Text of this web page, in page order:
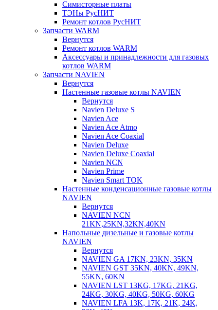
Симисторные платы
ТЭНы РусНИТ
Ремонт котлов РусНИТ
Запчасти WARM
Вернутся
Ремонт котлов WARM
Аксессуары и принадлежности для газовых
котлов WARM
Запчасти NAVIEN
Вернутся
Настенные газовые котлы NAVIEN
Вернутся
Navien Deluxe S
Navien Ace
Navien Ace Atmo
Navien Ace Coaxial
Navien Deluxe
Navien Deluxe Coaxial
Navien NCN
Navien Prime
Navien Smart TOK
Настенные конденсационные газовые котлы
NAVIEN
Вернутся
NAVIEN NCN
21KN,25KN,32KN,40KN
Напольные дизельные и газовые котлы
NAVIEN
Вернутся
NAVIEN GA 17KN, 23KN, 35KN
NAVIEN GST 35KN, 40KN, 49KN,
55KN, 60KN
NAVIEN LST 13KG, 17KG, 21KG,
24KG, 30KG, 40KG, 50KG, 60KG
NAVIEN LFA 13K, 17K, 21K, 24K,